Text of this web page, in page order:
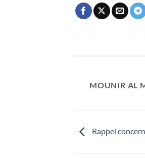
MOUNIR AL
Rappel